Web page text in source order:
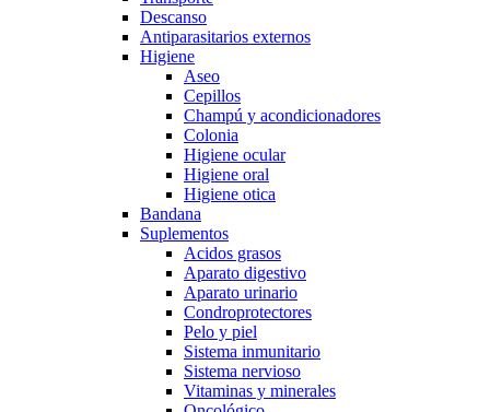
Descanso
Antiparasitarios externos
Higiene
Aseo
Cepillos
Champú y acondicionadores
Colonia
Higiene ocular
Higiene oral
Higiene otica
Bandana
Suplementos
Acidos grasos
Aparato digestivo
Aparato urinario
Condroprotectores
Pelo y piel
Sistema inmunitario
Sistema nervioso
Vitaminas y minerales